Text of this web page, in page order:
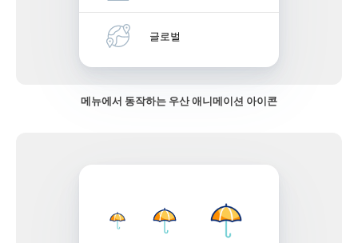
글로벌
메뉴에서 동작하는 우산 애니메이션 아이콘